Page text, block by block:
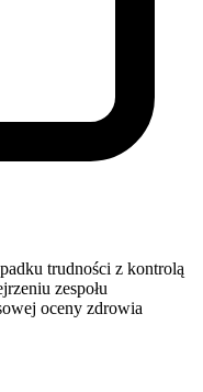
trudności z kontrolą
zespołu
oceny zdrowia